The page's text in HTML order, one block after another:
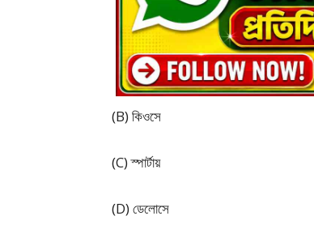
(B) কিওসে
(C) স্পার্টায়
(D) ডেলোসে